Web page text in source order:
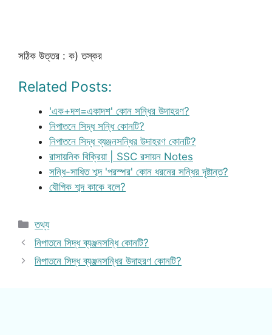
সঠিক উত্তর : ক) তস্কর
Related Posts:
'এক+দশ=একাদশ' কোন সন্ধির উদাহরণ?
নিপাতনে সিদ্ধ সন্ধি কোনটি?
নিপাতনে সিদ্ধ ব্যঞ্জনসন্ধির উদাহরণ কোনটি?
রাসায়নিক বিক্রিয়া | SSC রসায়ন Notes
সন্ধি-সাধিত শব্দ 'পরস্পর' কোন ধরনের সন্ধির দৃষ্টান্ত?
যৌগিক শব্দ কাকে বলে?
Categories
তথ্য
নিপাতনে সিদ্ধ ব্যঞ্জনসন্ধি কোনটি?
নিপাতনে সিদ্ধ ব্যঞ্জনসন্ধির উদাহরণ কোনটি?